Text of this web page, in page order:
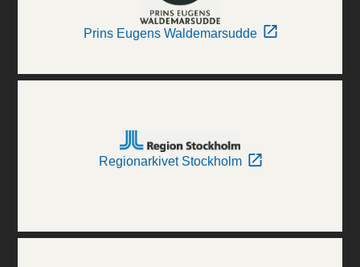
Prins Eugens Waldemarsudde
Regionarkivet Stockholm